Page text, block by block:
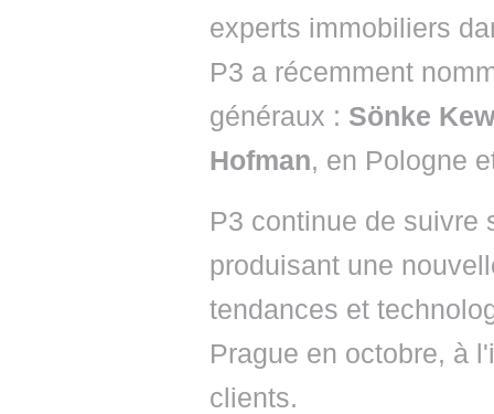
experts immobiliers
P3 a récemment
généraux : Sönke
Hofman, en Pologne
P3 continue de suivre
produisant une
tendances et
Prague en octobre, à
clients.